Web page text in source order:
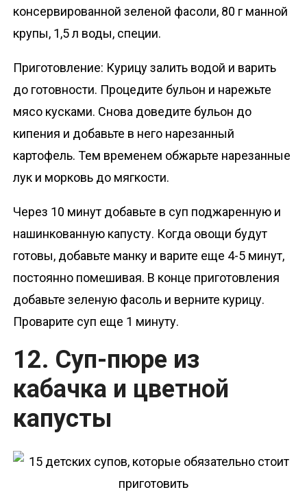
консервированной зеленой фасоли, 80 г манной
крупы, 1,5 л воды, специи.
Приготовление: Курицу залить водой и варить
до готовности. Процедите бульон и нарежьте
мясо кусками. Снова доведите бульон до
кипения и добавьте в него нарезанный
картофель. Тем временем обжарьте нарезанные
лук и морковь до мягкости.
Через 10 минут добавьте в суп поджаренную и
нашинкованную капусту. Когда овощи будут
готовы, добавьте манку и варите еще 4-5 минут,
постоянно помешивая. В конце приготовления
добавьте зеленую фасоль и верните курицу.
Проварите суп еще 1 минуту.
12. Суп-пюре из
кабачка и цветной
капусты